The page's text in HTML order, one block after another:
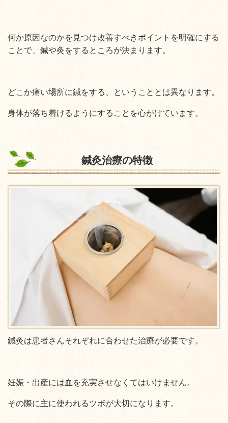
何か原因なのかを見つけ改善すべきポイントを明確にする
ことで、鍼や灸をするところが決まります。
どこか痛い場所に鍼をする、ということとは異なります。
身体が落ち着けるようにすることを心がけています。
鍼灸治療の特徴
鍼灸は患者さんそれぞれに合わせた治療が必要です。
妊娠・出産には血を充実させなくてはいけません。
その際に主に使われるツボが大切になります。